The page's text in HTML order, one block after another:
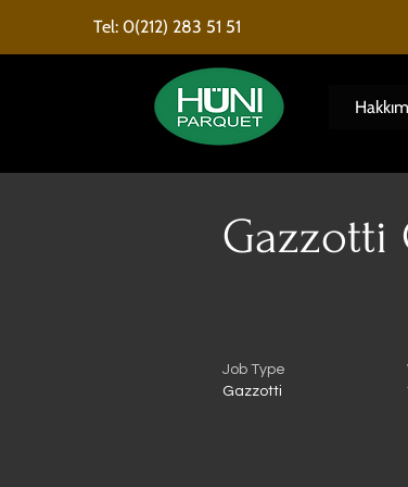
Tel: 0(212) 283 51 51
Job Type
Gazzotti